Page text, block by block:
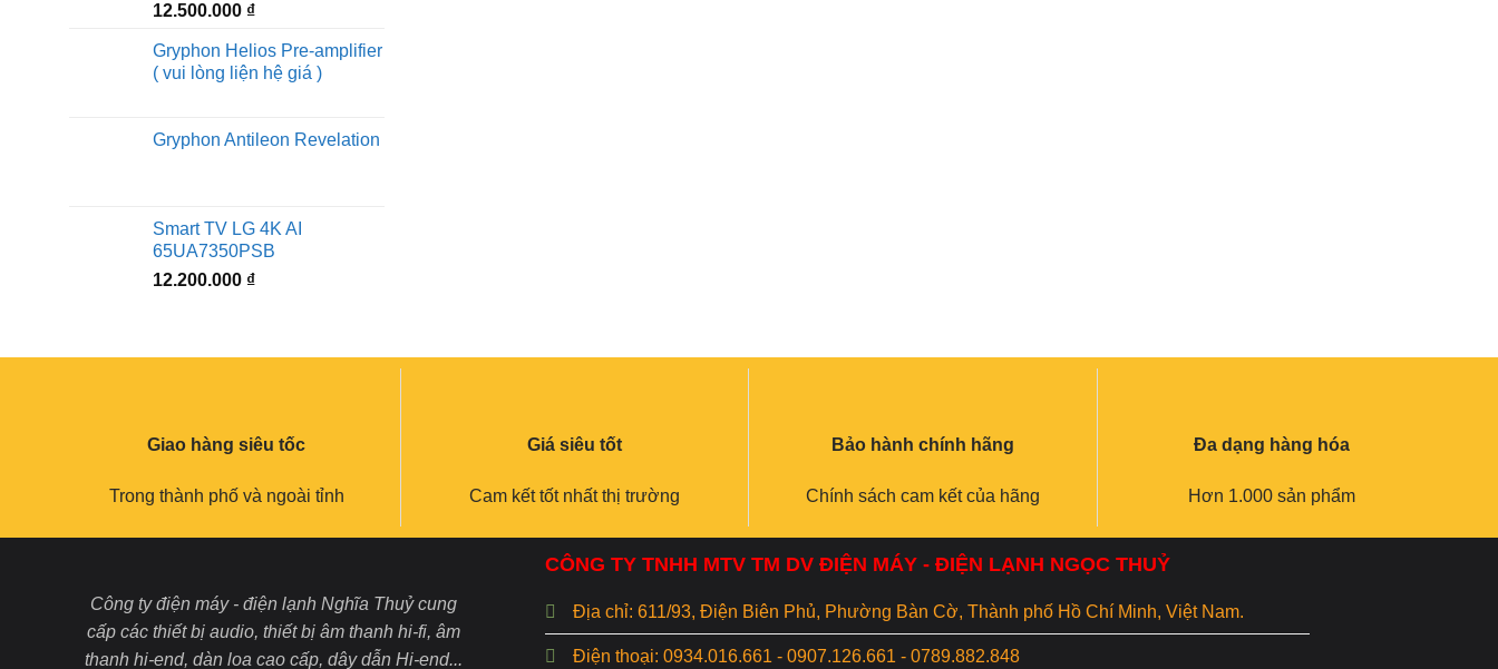
12.500.000 ₫
Gryphon Helios Pre-amplifier
( vui lòng liện hệ giá )
Gryphon Antileon Revelation
Smart TV LG 4K AI
65UA7350PSB
12.200.000 ₫
Giao hàng siêu tốc
Trong thành phố và ngoài tỉnh
Giá siêu tốt
Cam kết tốt nhất thị trường
Bảo hành chính hãng
Chính sách cam kết của hãng
Đa dạng hàng hóa
Hơn 1.000 sản phẩm
Công ty điện máy - điện lạnh Nghĩa Thuỷ cung
cấp các thiết bị audio, thiết bị âm thanh hi-fi, âm
thanh hi-end, dàn loa cao cấp, dây dẫn Hi-end...
CÔNG TY TNHH MTV TM DV ĐIỆN MÁY - ĐIỆN LẠNH NGỌC THUỶ
Địa chỉ: 611/93, Điện Biên Phủ, Phường Bàn Cờ, Thành phố Hồ Chí Minh, Việt Nam.
Điện thoại: 0934.016.661 - 0907.126.661 - 0789.882.848